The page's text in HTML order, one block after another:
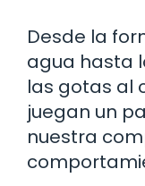
Desde la
agua hasta
las gotas al
juegan un
nuestra